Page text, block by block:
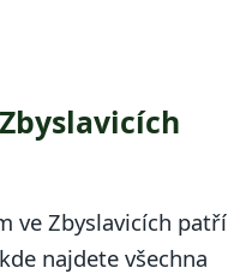
ve Zbyslavicích patří
najdete všechna